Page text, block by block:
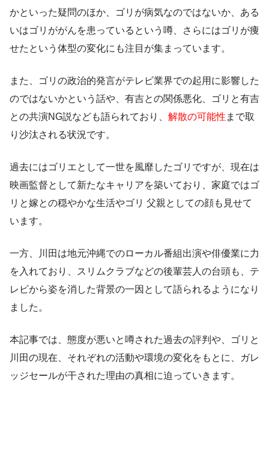
かといった疑問のほか、ゴリが病気なのではないか、ある
いはゴリががんを患っているという噂、さらにはゴリが痩
せたという体型の変化にも注目が集まっています。
また、ゴリの政治的発言がテレビ業界での起用に影響した
のではないかという話や、有吉との関係悪化、ゴリと有吉
との共演NG説なども語られており、 解散の可能性 まで取
り沙汰される状況です。
過去にはゴリエとして一世を風靡したゴリですが、現在は
映画監督として新たなキャリアを築いており、家庭ではゴ
リと嫁との穏やかな生活やゴリ 父親としての顔も見せて
います。
一方、川田は地元沖縄でのローカル番組出演や俳優業に力
を入れており、スリムクラブなどの後輩芸人の台頭も、テ
レビから姿を消した背景の一因として語られるようになり
ました。
本記事では、態度が悪いと噂された過去の評判や、ゴリと
川田の現在、それぞれの活動や環境の変化をもとに、ガレ
ッジセールが干された理由の真相に迫っていきます。